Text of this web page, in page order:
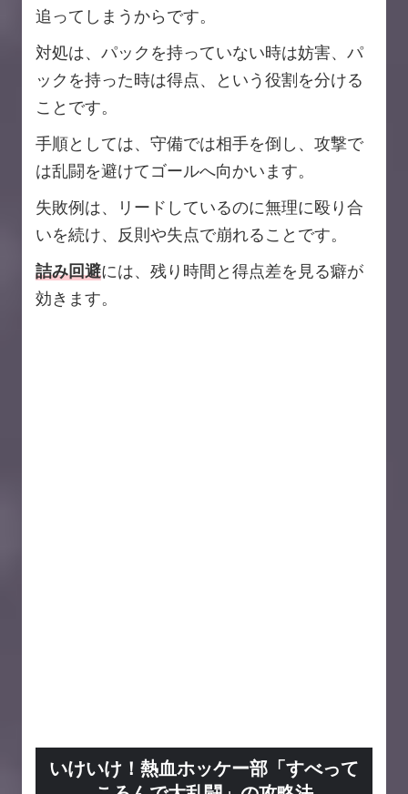
追ってしまうからです。
対処は、パックを持っていない時は妨害、パ
ックを持った時は得点、という役割を分ける
ことです。
手順としては、守備では相手を倒し、攻撃で
は乱闘を避けてゴールへ向かいます。
失敗例は、リードしているのに無理に殴り合
いを続け、反則や失点で崩れることです。
詰み回避には、残り時間と得点差を見る癖が
効きます。
いけいけ！熱血ホッケー部「すべって